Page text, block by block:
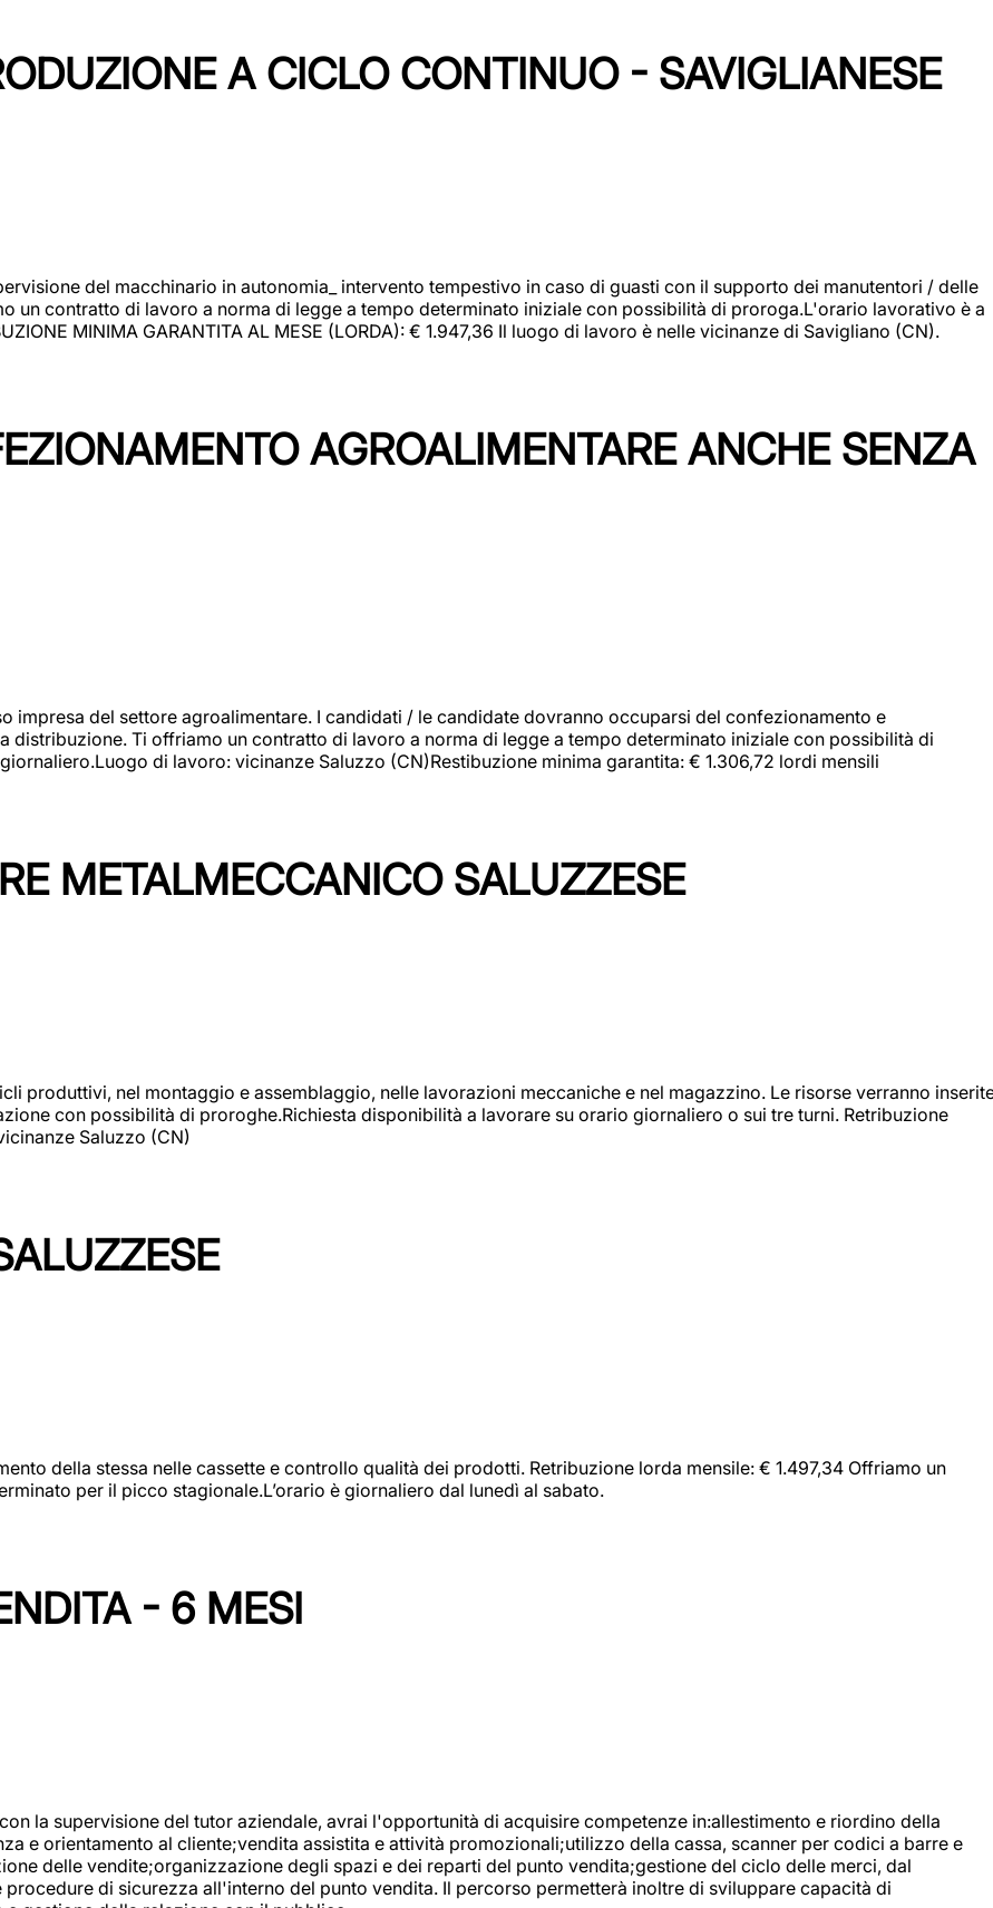
A CICLO CONTINUO - SAVIGLIANESE
del macchinario in autonomia_ intervento tempestivo in caso di guasti con il supporto dei manutentori / delle
un contratto di lavoro a norma di legge a tempo determinato iniziale con possibilità di proroga.L'orario lavorativo è a
MINIMA GARANTITA AL MESE (LORDA): € 1.947,36 Il luogo di lavoro è nelle vicinanze di Savigliano (CN).
AGROALIMENTARE ANCHE SENZA
impresa del settore agroalimentare. I candidati / le candidate dovranno occuparsi del confezionamento e
Ti offriamo un contratto di lavoro a norma di legge a tempo determinato iniziale con possibilità di
di lavoro: vicinanze Saluzzo (CN)Restibuzione minima garantita: € 1.306,72 lordi mensili
METALMECCANICO SALUZZESE
produttivi, nel montaggio e assemblaggio, nelle lavorazioni meccaniche e nel magazzino. Le risorse verranno
con possibilità di proroghe.Richiesta disponibilità a lavorare su orario giornaliero o sui tre turni. Retribuzione
Saluzzo (CN)
della stessa nelle cassette e controllo qualità dei prodotti. Retribuzione lorda mensile: € 1.497,34 Offriamo un
per il picco stagionale.L’orario è giornaliero dal lunedì al sabato.
- 6 MESI
la supervisione del tutor aziendale, avrai l'opportunità di acquisire competenze in:allestimento e riordino della
e orientamento al cliente;vendita assistita e attività promozionali;utilizzo della cassa, scanner per codici a barre e
delle vendite;organizzazione degli spazi e dei reparti del punto vendita;gestione del ciclo delle merci, dal
di sicurezza all'interno del punto vendita. Il percorso permetterà inoltre di sviluppare capacità di